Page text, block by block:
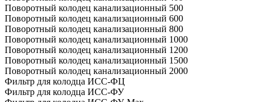
Поворотный колодец канализационный 500
Поворотный колодец канализационный 600
Поворотный колодец канализационный 800
Поворотный колодец канализационный 1000
Поворотный колодец канализационный 1200
Поворотный колодец канализационный 1500
Поворотный колодец канализационный 2000
Фильтр для колодца ИСС-ФЦ
Фильтр для колодца ИСС-ФУ